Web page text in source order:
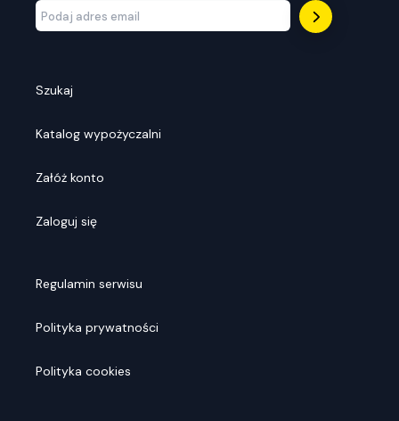
Szukaj
Katalog wypożyczalni
Załóż konto
Zaloguj się
Regulamin serwisu
Polityka prywatności
Polityka cookies